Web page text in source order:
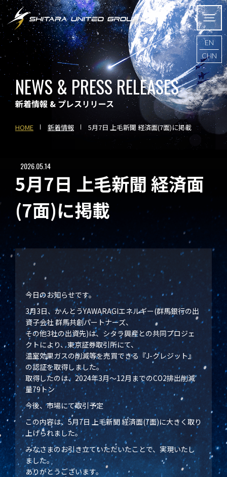
EN
CHN
NEWS & PRESS RELEASES
新着情報 & プレスリリース
HOME 新着情報 5月7日 上毛新聞 経済面(7面)に掲載
2026.05.14
5月7日 上毛新聞 経済面
(7面)に掲載
今日のお知らせです。
3月3日、かんとうYAWARAGIエネルギー(群馬銀行の出
資子会社 群馬共創パートナーズ、
その他3社の出資先)は、シタラ興産との共同プロジェ
クトにより、東京証券取引所にて、
温室効果ガスの削減等を売買できる『J-クレジット』
の認証を取得しました。
取得したのは、2024年3月～12月までのCO2排出削減
量79トン
今後、市場にて取引予定
この内容は、5月7日 上毛新聞 経済面(7面)に大きく取り
上げられました。
みなさまのお引き立ていただいたことで、実現いたし
ました。
ありがとうございます。